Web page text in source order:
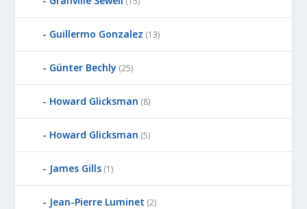
Guillermo Gonzalez (13)
Günter Bechly (25)
Howard Glicksman (8)
Howard Glicksman (5)
James Gills (1)
Jean-Pierre Luminet (2)